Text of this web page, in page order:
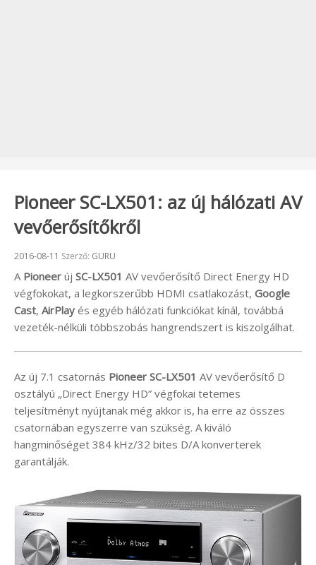
Pioneer SC-LX501: az új hálózati AV
vevőerősítőkről
Beküldve:
2016-08-11 Szerző: GURU
A Pioneer új SC-LX501 AV vevőerősítő Direct Energy HD
végfokokat, a legkorszerűbb HDMI csatlakozást, Google
Cast, AirPlay és egyéb hálózati funkciókat kínál, továbbá
vezeték-nélküli többszobás hangrendszert is kiszolgálhat.
Az új 7.1 csatornás Pioneer SC-LX501 AV vevőerősítő D
osztályú „Direct Energy HD” végfokai tetemes
teljesítményt nyújtanak még akkor is, ha erre az összes
csatornában egyszerre van szükség. A kiváló
hangminőséget 384 kHz/32 bites D/A konverterek
garantálják.